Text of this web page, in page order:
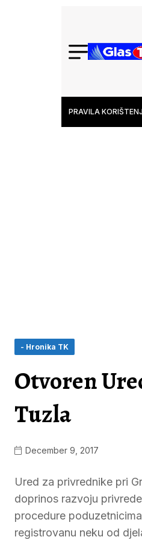
PRAVILA
- Hronika TK
Otvoren
Tuzla
December 9, 2017
Ured za privrednike pri
doprinos razvoju
procedure
registrovanu neku od